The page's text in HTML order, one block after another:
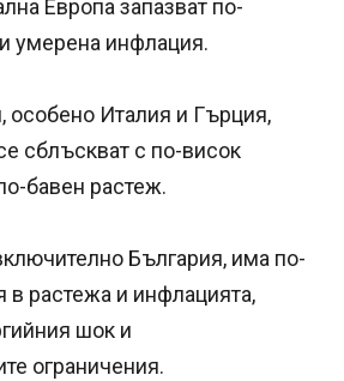
Европа запазват по-
умерена инфлация.
Италия и Гърция,
сблъскват с по-висок
бавен растеж.
България, има по-
в растежа и инфлацията,
шок и
ограничения.